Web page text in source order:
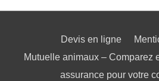
Devis en ligne
Mutuelle animaux – Comparez
assurance pour votre